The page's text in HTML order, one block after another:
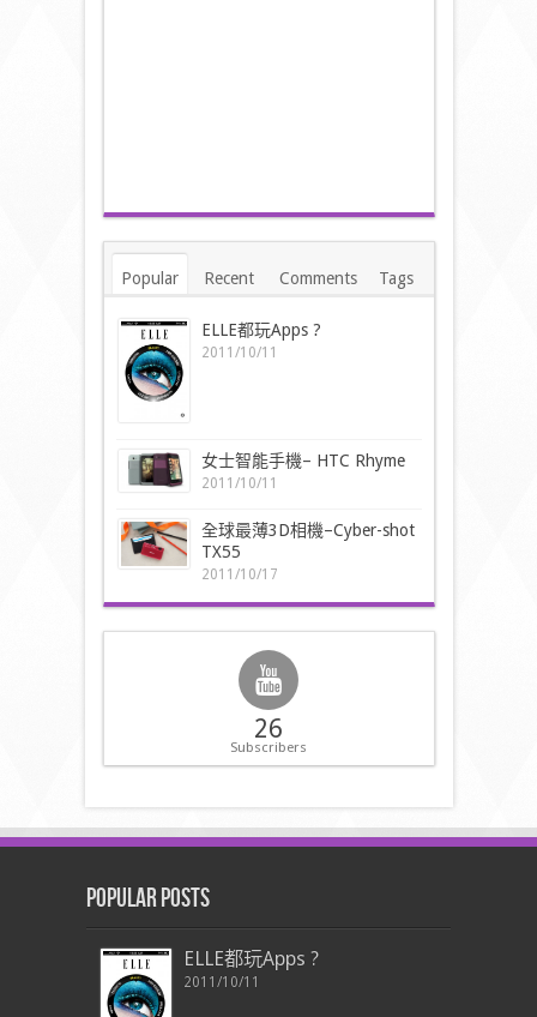
Popular Recent Comments Tags
ELLE都玩Apps ?
2011/10/11
女士智能手機– HTC Rhyme
2011/10/11
全球最薄3D相機–Cyber-shot
TX55
2011/10/17
26
Subscribers
Popular Posts
ELLE都玩Apps ?
2011/10/11